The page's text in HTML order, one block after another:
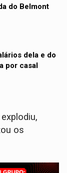
do Belmont
dela e do
por casal
os